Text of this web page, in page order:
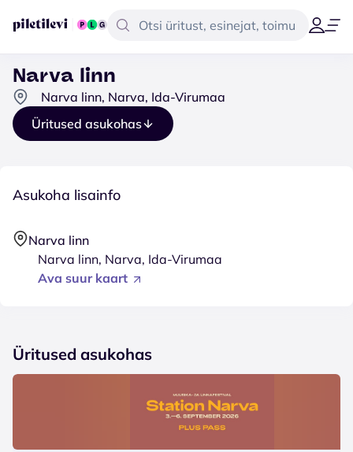
Narva linn
Narva linn, Narva, Ida-Virumaa
Üritused asukohas
Asukoha lisainfo
Narva linn
Narva linn, Narva, Ida-Virumaa
Ava suur kaart
Üritused asukohas